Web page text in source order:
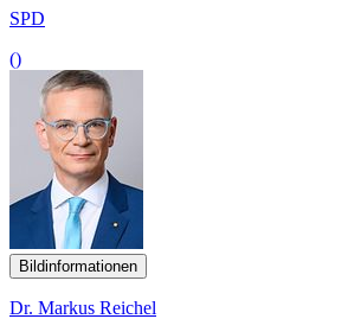
SPD
()
Bildinformationen
Dr. Markus Reichel